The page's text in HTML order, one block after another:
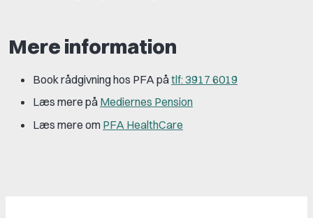
Mere information
Book rådgivning hos PFA påtlf: 3917 6019
Læs mere på Mediernes Pension
Læs mere om PFA HealthCare